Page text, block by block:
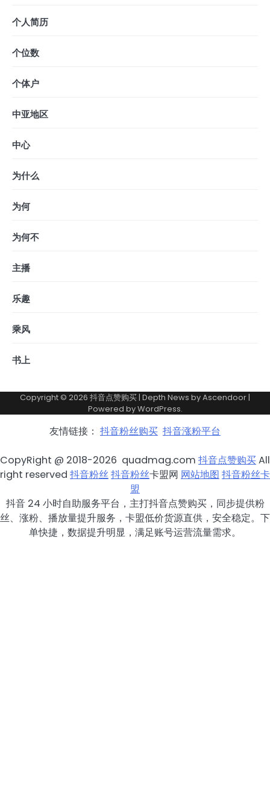
个人简历
个位数
个体户
中亚地区
中心
为什么
为何
为何不
主播
乐趣
乘风
书上
Copyright © 2026 抖音点赞购买| Depth News byAscendoor|
Powered byWordPress.
友情链接： 抖音粉丝购买 抖音涨粉平台
CopyRight @ 2018-2026 quadmag.com 抖音点赞购买All
right reserved 抖音粉丝抖音粉丝卡盟网 网站地图 抖音粉丝卡
盟
抖音 24 小时自助服务平台，主打抖音点赞购买，同步提供粉
丝、涨粉、播放量提升服务，卡盟低价货源直供，安全稳定。下
单快捷，数据提升明显，满足账号运营流量需求。